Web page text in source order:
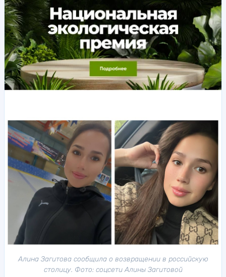
Алина Загитова сообщила о возвращении в российскую
столицу. Фото: соцсети Алины Загитовой